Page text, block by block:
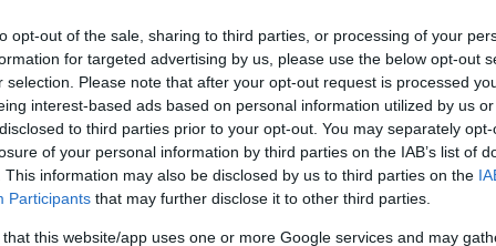
opt-out of the sale, sharing to third parties, or processing of your
for targeted advertising by us, please use the below opt-out
selection. Please note that after your opt-out request is processed
interest-based ads based on personal information utilized by us
to third parties prior to your opt-out. You may separately
of your personal information by third parties on the IAB’s list of
This information may also be disclosed by us to third parties on the
Participants that may further disclose it to other third parties.
that this website/app uses one or more Google services and may
äntligen förstått det här med hur man
av en Catwalk 2014, kläder måste sättas i ett
för hur plagget sitter och kommer kännas,
varken för varumärket eller plagget.
pastellfärger i sommar, i kombination med
Sommaren kan inte komma snabbt